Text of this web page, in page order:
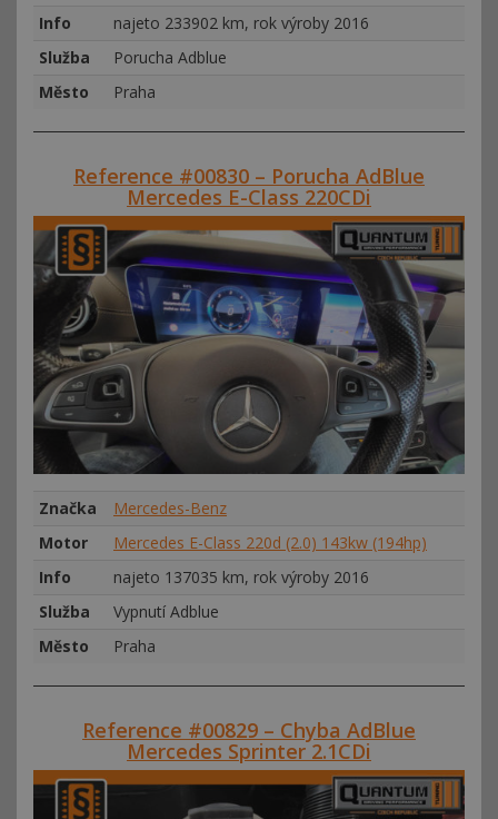
Info
najeto 233902 km, rok výroby 2016
Služba
Porucha Adblue
Město
Praha
Reference #00830 – Porucha AdBlue
Mercedes E-Class 220CDi
Značka
Mercedes-Benz
Motor
Mercedes E-Class 220d (2.0) 143kw (194hp)
Info
najeto 137035 km, rok výroby 2016
Služba
Vypnutí Adblue
Město
Praha
Reference #00829 – Chyba AdBlue
Mercedes Sprinter 2.1CDi